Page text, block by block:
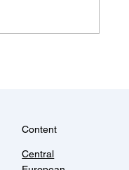
Content
Central